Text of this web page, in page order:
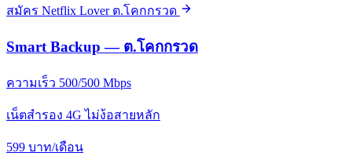
สมัคร Netflix Lover ต.โคกกรวด
Smart Backup — ต.โคกกรวด
ความเร็ว 500/500 Mbps
เน็ตสำรอง 4G ไม่ง้อสายหลัก
599 บาท/เดือน